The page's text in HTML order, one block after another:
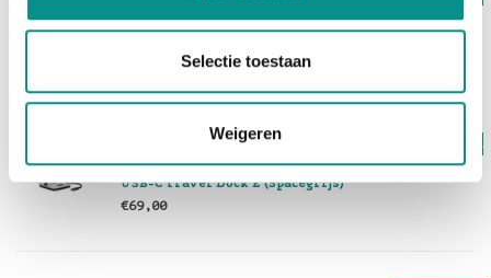
Selectie toestaan
Weigeren
Thunderbolt 3 mini Dock
OWC
USB-C Travel Dock E (Spacegrijs)
€69,00